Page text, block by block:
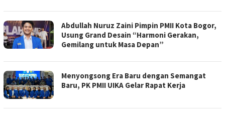
Abdullah Nuruz Zaini Pimpin PMII Kota Bogor,
Usung Grand Desain “Harmoni Gerakan,
Gemilang untuk Masa Depan”
Menyongsong Era Baru dengan Semangat
Baru, PK PMII UIKA Gelar Rapat Kerja